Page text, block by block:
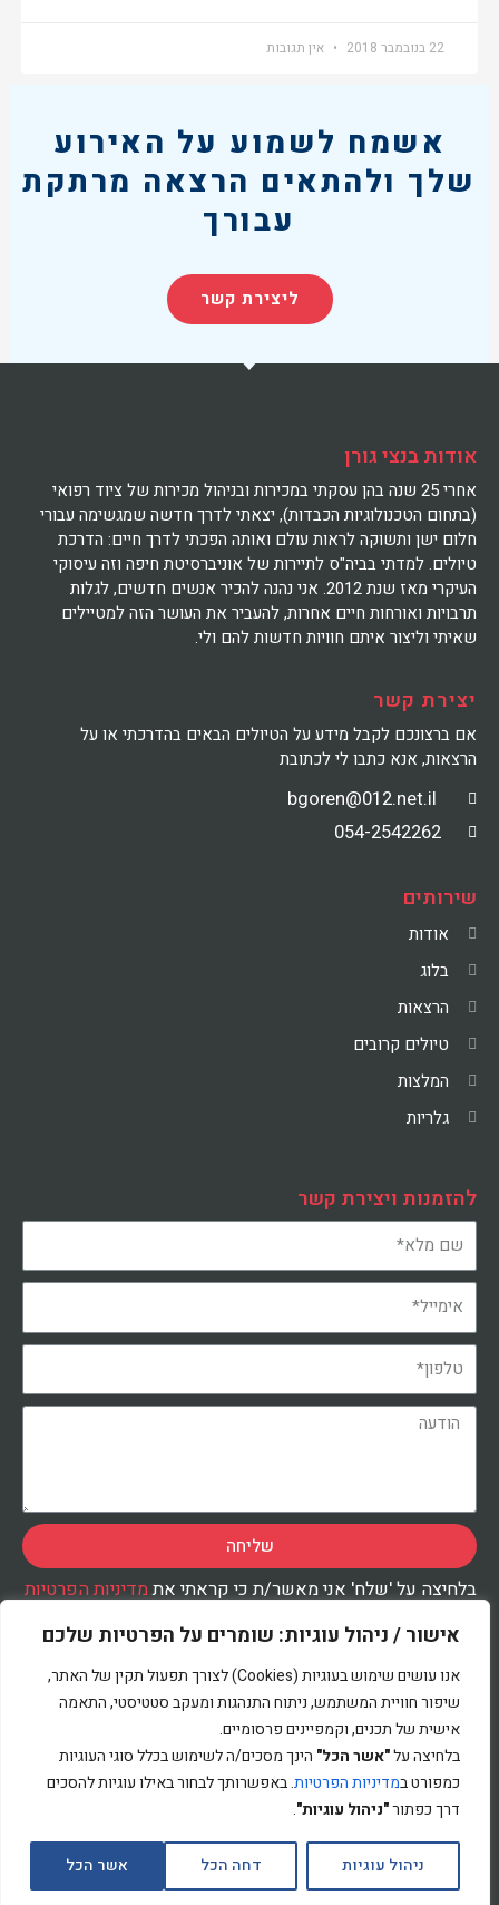
אישור / ניהול עוגיות: שומרים על הפרטיות שלכם
אנו עושים שימוש בעוגיות (Cookies) לצורך תפעול תקין של האתר,
שיפור חוויית המשתמש, ניתוח התנהגות ומעקב סטטיסטי, התאמה
אישית של תכנים, וקמפיינים פרסומיים.
בלחיצה על"אשר הכל" הינך מסכים/ה לשימוש בכלל סוגי העוגיות
כמפורט במדיניות הפרטיות. באפשרותך לבחור באילו עוגיות להסכים
דרך כפתור"ניהול עוגיות".
ניהול עוגיות דחה הכל אשר הכל
22 בנובמבר 2018 אין תגובות
אשמח לשמוע על האירוע
שלך ולהתאים הרצאה מרתקת
עבורך
ליצירת קשר
אודות בנצי גורן
אחרי 25 שנה בהן עסקתי במכירות ובניהול מכירות של ציוד רפואי
(בתחום הטכנולוגיות הכבדות), יצאתי לדרך חדשה שמגשימה עבורי
חלום ישן ותשוקה לראות עולם ואותה הפכתי לדרך חיים: הדרכת
טיולים. למדתי בביה"ס לתיירות של אוניברסיטת חיפה וזה עיסוקי
העיקרי מאז שנת 2012. אני נהנה להכיר אנשים חדשים, לגלות
תרבויות ואורחות חיים אחרות, להעביר את העושר הזה למטיילים
שאיתי וליצור איתם חוויות חדשות להם ולי.
יצירת קשר
אם ברצונכם לקבל מידע על הטיולים הבאים בהדרכתי או על
הרצאות, אנא כתבו לי לכתובת
054-2542262
שירותים
אודות
בלוג
הרצאות
טיולים קרובים
המלצות
גלריות
להזמנות ויצירת קשר
שליחה
בלחיצה על 'שלח' אני מאשר/ת כי קראתי אתמדיניות הפרטיות
לצורך טיפול בפנייתי.
מדיניות הפרטיות
לקבלת עדכונים